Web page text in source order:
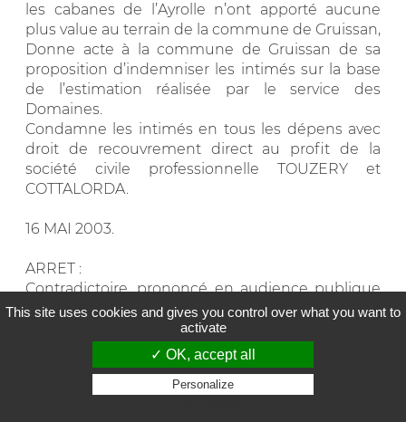
les cabanes de l’Ayrolle n’ont apporté aucune
plus value au terrain de la commune de Gruissan,
Donne acte à la commune de Gruissan de sa
proposition d’indemniser les intimés sur la base
de l’estimation réalisée par le service des
Domaines.
Condamne les intimés en tous les dépens avec
droit de recouvrement direct au profit de la
société civile professionnelle TOUZERY et
COTTALORDA.
16 MAI 2003.
ARRET :
Contradictoire, prononcé en audience publique
le TREIZE MAI DEUX MILLE TROIS par M.
Christian T., Président. Le présent arrêt a été
signé par M. Christian T., Président, et par le
Greffier présent à l’audience
This site uses cookies and gives you control over what you want to
activate
✓ OK, accept all
Personalize